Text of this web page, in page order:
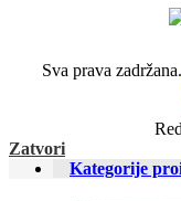
Sva prava zadržana.
Zatvori
Kategorije